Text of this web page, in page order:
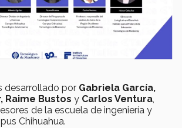
desarrollado por Gabriela García,
Raime Bustos y Carlos Ventura,
de la escuela de ingeniería y
Chihuahua.